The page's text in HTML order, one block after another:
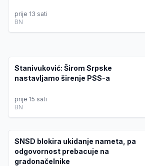
prije 13 sati
BN
Stanivuković: Širom Srpske
nastavljamo širenje PSS-a
prije 15 sati
BN
SNSD blokira ukidanje nameta, pa
odgovornost prebacuje na
gradonačelnike